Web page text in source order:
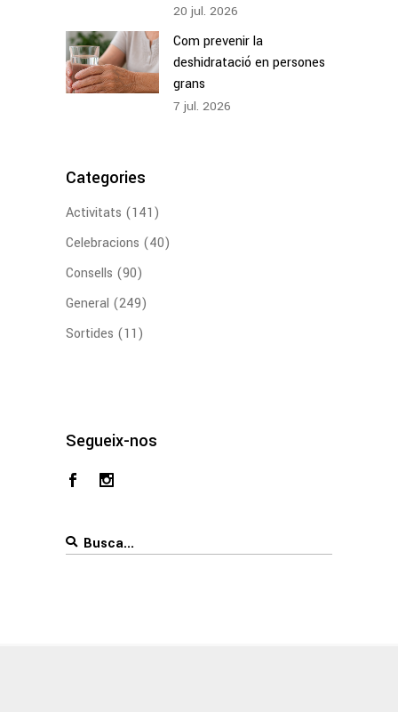
20 jul. 2026
Com prevenir la
deshidratació en persones
grans
7 jul. 2026
Categories
Activitats (141)
Celebracions (40)
Consells (90)
General (249)
Sortides (11)
Segueix-nos
Search